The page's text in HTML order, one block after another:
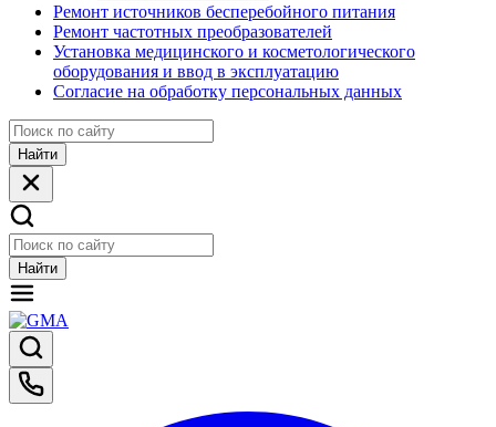
Ремонт источников бесперебойного питания
Ремонт частотных преобразователей
Установка медицинского и косметологического
оборудования и ввод в эксплуатацию
Согласие на обработку персональных данных
Найти
Найти